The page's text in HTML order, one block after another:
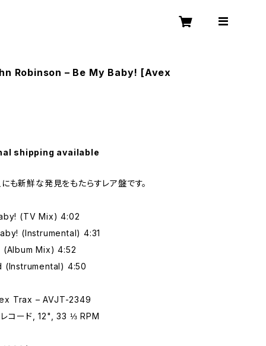
Robinson – Be My Baby! [Avex
shipping available
も新鮮な発見をもたらすレア盤です。
(TV Mix) 4:02
(Instrumental) 4:31
(Album Mix) 4:52
(Instrumental) 4:50
Trax – AVJT-2349
レコード, 12", 33 ⅓ RPM